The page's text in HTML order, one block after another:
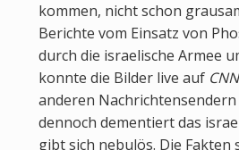
kommen, nicht schon
Berichte vom Einsatz von
durch die israelische Armee
konnte die Bilder live auf
anderen Nachrichtensendern
dennoch dementiert das
gibt sich nebulös. Die Fakten